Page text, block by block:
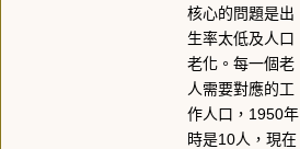
核心的問題是出
生率太低及人口
老化。每一個老
人需要對應的工
作人口，1950年
時是10人，現在